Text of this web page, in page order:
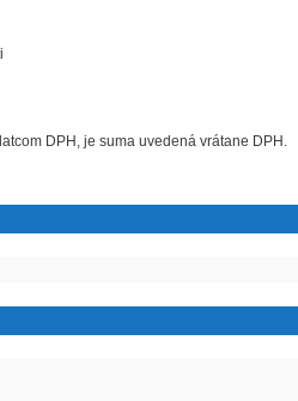
DPH, je suma uvedená vrátane DPH.